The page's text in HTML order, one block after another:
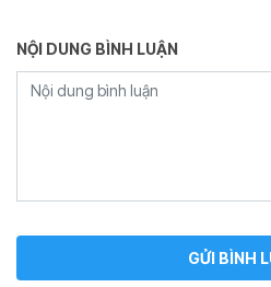
NỘI DUNG BÌNH LUẬN